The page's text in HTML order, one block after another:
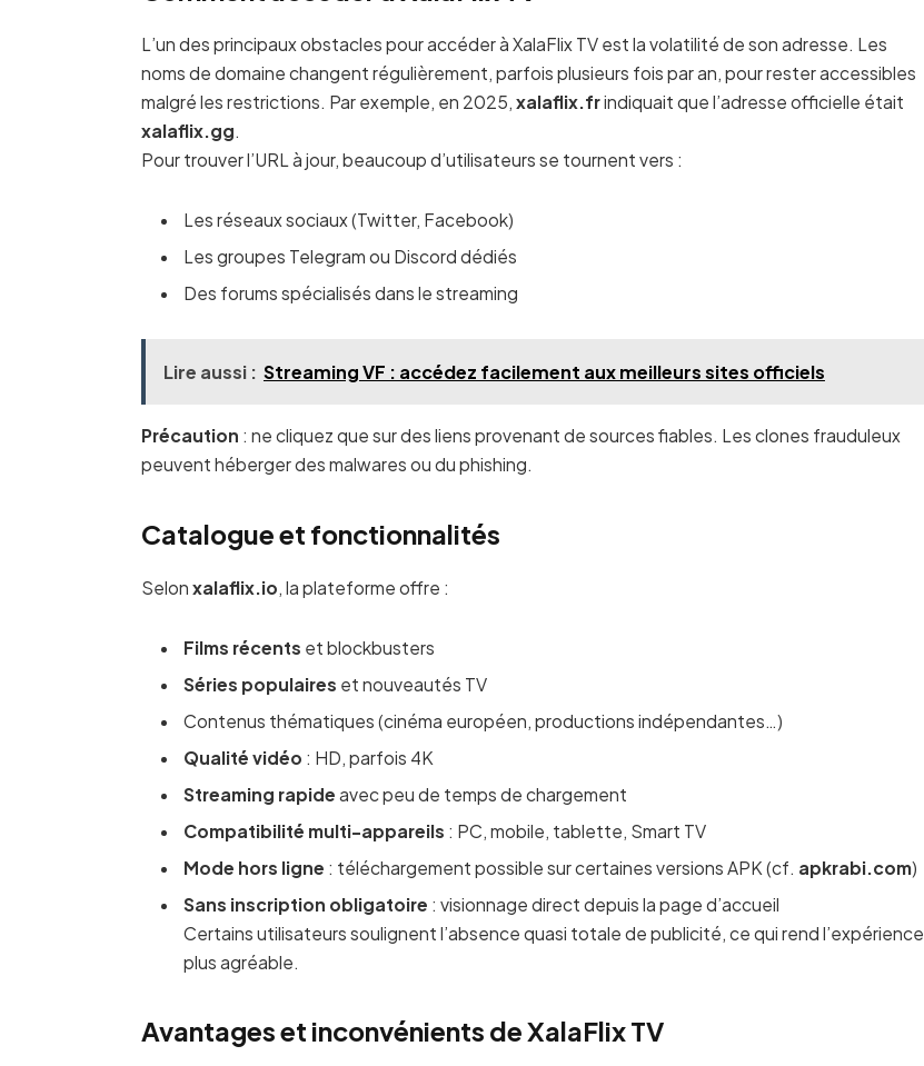
L’un des principaux obstacles pour accéder à XalaFlix TV est la volatilité de son adresse. Les
noms de domaine changent régulièrement, parfois plusieurs fois par an, pour rester accessibles
malgré les restrictions. Par exemple, en 2025,xalaflix.frindiquait que l’adresse officielle était
xalaflix.gg.
Pour trouver l’URL à jour, beaucoup d’utilisateurs se tournent vers :
Les réseaux sociaux (Twitter, Facebook)
Les groupes Telegram ou Discord dédiés
Des forums spécialisés dans le streaming
Lire aussi : Streaming VF : accédez facilement aux meilleurs sites officiels
Précaution : ne cliquez que sur des liens provenant de sources fiables. Les clones frauduleux
peuvent héberger des malwares ou du phishing.
Catalogue et fonctionnalités
Selonxalaflix.io, la plateforme offre :
Films récents et blockbusters
Séries populaires et nouveautés TV
Contenus thématiques (cinéma européen, productions indépendantes…)
Qualité vidéo : HD, parfois 4K
Streaming rapide avec peu de temps de chargement
Compatibilité multi-appareils : PC, mobile, tablette, Smart TV
Mode hors ligne : téléchargement possible sur certaines versions APK (cf. apkrabi.com)
Sans inscription obligatoire : visionnage direct depuis la page d’accueil
Certains utilisateurs soulignent l’absence quasi totale de publicité, ce qui rend l’expérience
plus agréable.
Avantages et inconvénients de XalaFlix TV